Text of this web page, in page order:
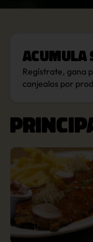
Acumula
Regístrate, gana
canjealos por